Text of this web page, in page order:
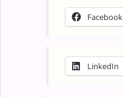
Facebook
LinkedIn